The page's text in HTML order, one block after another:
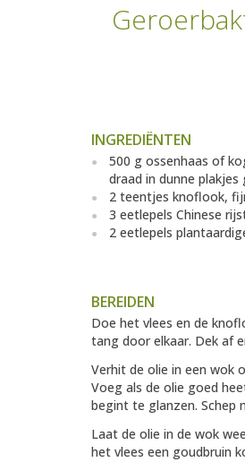
INGREDIËNTEN
500 g ossenhaas of
draad in dunne plakjes
2 teentjes knoflook,
3 eetlepels Chinese
2 eetlepels
BEREIDEN
Doe het vlees en de
tang door elkaar. Dek af
Verhit de olie in een wok
Voeg als de olie goed
begint te glanzen. Schep
Laat de olie in de wok
het vlees een goudbruin